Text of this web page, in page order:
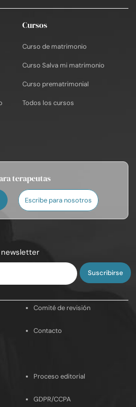
Cursos
Curso de matrimonio
Curso Salva mi matrimonio
Curso prematrimonial
Todos los cursos
terapeutas
Escribe para nosotros
Comité de revisión
Contacto
Proceso editorial
GDPR/CCPA